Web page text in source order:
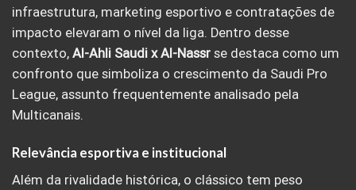
infraestrutura, marketing esportivo e contratações de
impacto elevaram o nível da liga. Dentro desse
contexto, Al-Ahli Saudi x Al-Nassr se destaca como um
confronto que simboliza o crescimento da Saudi Pro
League, assunto frequentemente analisado pela
Multicanais.
Relevância esportiva e institucional
Além da rivalidade histórica, o clássico tem peso